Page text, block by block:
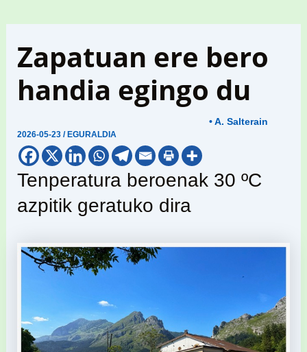
Zapatuan ere bero
handia egingo du
2026-05-23/ EGURALDIA
• A. Salterain
Tenperatura beroenak 30 ºC
azpitik geratuko dira